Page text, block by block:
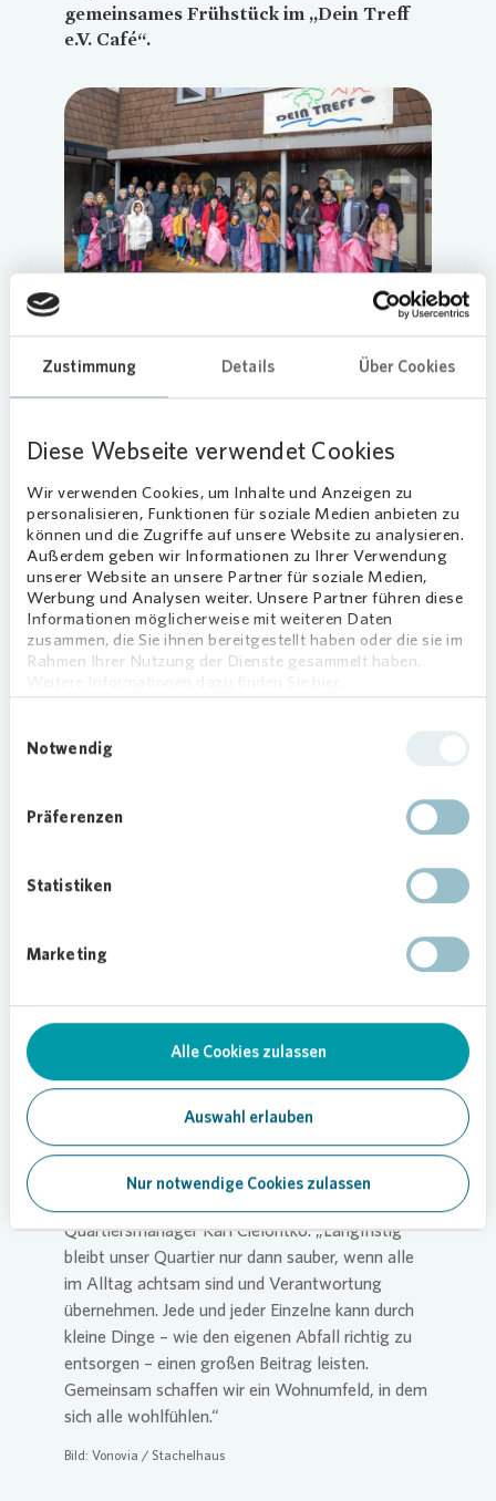
Zustimmung Details Über Cookies
Diese Webseite verwendet Cookies
Wir verwenden Cookies, um Inhalte und Anzeigen zu
personalisieren, Funktionen für soziale Medien anbieten zu
können und die Zugriffe auf unsere Website zu analysieren.
Außerdem geben wir Informationen zu Ihrer Verwendung
unserer Website an unsere Partner für soziale Medien,
Werbung und Analysen weiter. Unsere Partner führen diese
Informationen möglicherweise mit weiteren Daten
zusammen, die Sie ihnen bereitgestellt haben oder die sie im
Rahmen Ihrer Nutzung der Dienste gesammelt haben.
Notwendig
Präferenzen
Statistiken
Marketing
Alle Cookies zulassen
Auswahl erlauben
Nur notwendige Cookies zulassen
gemeinsames Frühstück im „Dein Treff
e.V. Café“.
Loading...
Geschlossen für ein sauberes Quartier
Trotz des ungemütlichen Wetters war die
Beteiligung beeindruckend. Neben zahlreichen
Team mit ihren Familien waren auch viele
Partie. Begleitet wurden sie von Regula Stern von
der SPD. „Der Aktionstag war ein voller Erfolg.
Mein Dank gilt den vielen engagierten
Anwohnenden, die hier mit angepackt haben“,
erklärt die gebürtige Deininghausenerin.
Starke Gemeinschaft in Deininghausen
in den Tag und hat alle motiviert“, betont Laura
Knorr, Vorstand des Vereins Dein Treff e.V. „Viel
wichtiger ist jedoch das dahinterstehende
Engagement jedes Einzelnen, sich aktiv an der
Verschönerung unseres Stadtteils zu beteiligen.
Die Müllsammelaktion ist eines von vielen
Beispielen dafür, wie gut die Gemeinschaft in
„Solche Aktionen sind wichtig, aber sie können
Quartiersmanager Karl Cielontko. „Langfristig
bleibt unser Quartier nur dann sauber, wenn alle
im Alltag achtsam sind und Verantwortung
übernehmen. Jede und jeder Einzelne kann durch
kleine Dinge – wie den eigenen Abfall richtig zu
entsorgen – einen großen Beitrag leisten.
Gemeinsam schaffen wir ein Wohnumfeld, in dem
sich alle wohlfühlen.“
Bild: Vonovia / Stachelhaus